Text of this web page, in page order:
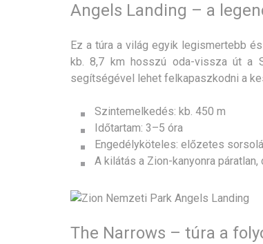
Angels Landing – a
Ez a túra a világ egyik legismertebb
kb. 8,7 km hosszú oda-vissza út a
segítségével lehet felkapaszkodni a
Szintemelkedés: kb. 450 m
Időtartam: 3–5 óra
Engedélyköteles: előzetes
A kilátás a Zion-kanyonra
The Narrows – túra a